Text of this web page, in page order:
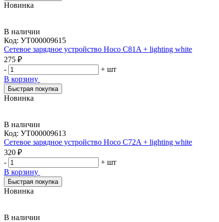
Новинка
В наличии
Код: УТ000009615
Сетевое зарядное устройство Hoco C81A + lighting white
275 ₽
-
+ шт
В корзину
Быстрая покупка
Новинка
В наличии
Код: УТ000009613
Сетевое зарядное устройство Hoco C72A + lighting white
320 ₽
-
+ шт
В корзину
Быстрая покупка
Новинка
В наличии